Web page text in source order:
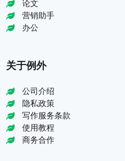
论文
营销助手
办公
关于例外
公司介绍
隐私政策
写作服务条款
使用教程
商务合作